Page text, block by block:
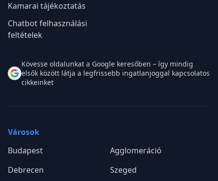
Kamarai tájékoztatás
Chatbot felhasználási
feltételek
Kövesse oldalunkat a Google keresőben – így mindig
elsők között látja a legfrissebb ingatlanjoggal kapcsolatos
cikkeinket
Városok
Budapest
Agglomeráció
Debrecen
Szeged